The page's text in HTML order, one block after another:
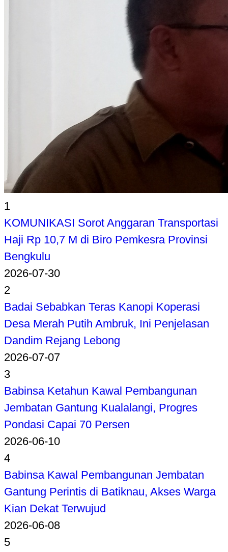
1
KOMUNIKASI Sorot Anggaran Transportasi
Haji Rp 10,7 M di Biro Pemkesra Provinsi
Bengkulu
2026-07-30
2
Badai Sebabkan Teras Kanopi Koperasi
Desa Merah Putih Ambruk, Ini Penjelasan
Dandim Rejang Lebong
2026-07-07
3
Babinsa Ketahun Kawal Pembangunan
Jembatan Gantung Kualalangi, Progres
Pondasi Capai 70 Persen
2026-06-10
4
Babinsa Kawal Pembangunan Jembatan
Gantung Perintis di Batiknau, Akses Warga
Kian Dekat Terwujud
2026-06-08
5